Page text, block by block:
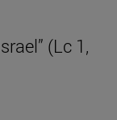
(Lc 1,